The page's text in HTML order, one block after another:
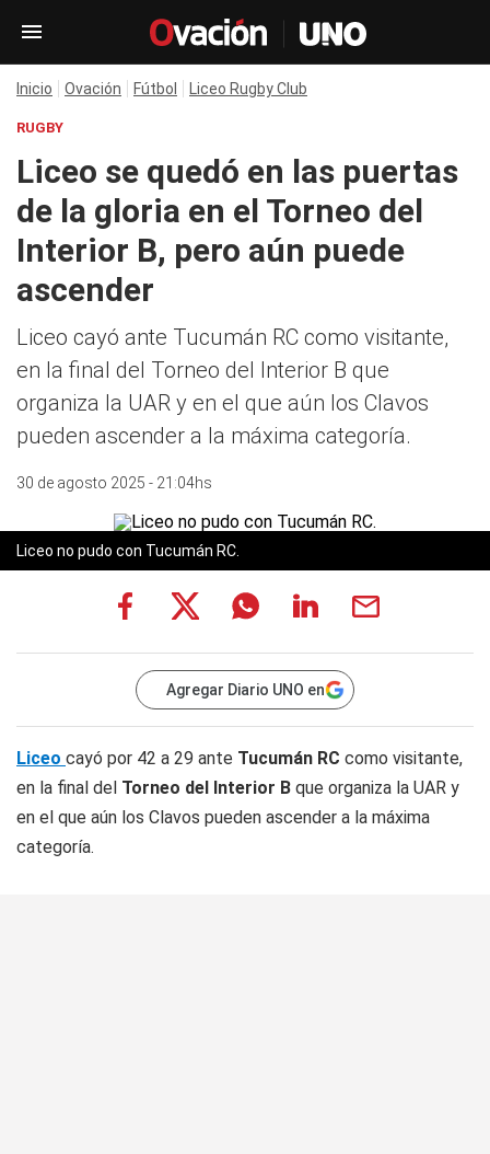
Inicio Ovación Fútbol Liceo Rugby Club
RUGBY
Liceo se quedó en las puertas
de la gloria en el Torneo del
Interior B, pero aún puede
ascender
Liceo cayó ante Tucumán RC como visitante,
en la final del Torneo del Interior B que
organiza la UAR y en el que aún los Clavos
pueden ascender a la máxima categoría.
30 de agosto 2025 - 21:04hs
Liceo no pudo con Tucumán RC.
Agregar Diario UNO en
Liceo cayó por 42 a 29 ante Tucumán RC como visitante,
en la final del Torneo del Interior B que organiza la UAR y
en el que aún los Clavos pueden ascender a la máxima
categoría.